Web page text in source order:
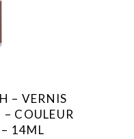
– VERNIS
COULEUR
14ML